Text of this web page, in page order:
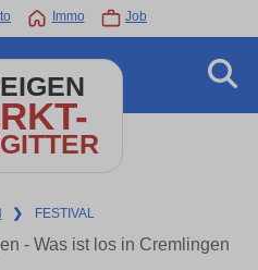
Immo Job
❯ FESTIVAL
- Was ist los in Cremlingen